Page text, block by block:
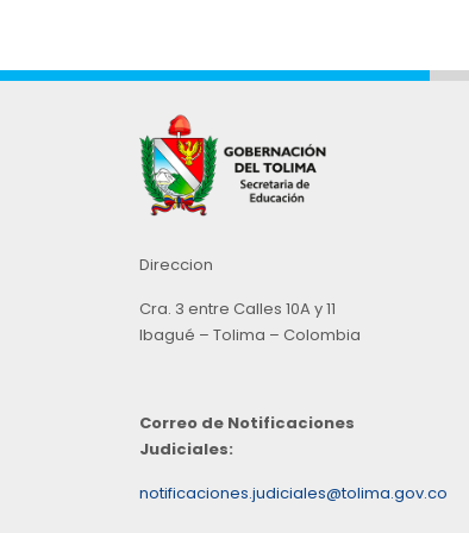
Direccion
Cra. 3 entre Calles 10A y 11
Ibagué – Tolima – Colombia
Correo de Notificaciones
Judiciales:
notificaciones.judiciales@tolima.gov.co